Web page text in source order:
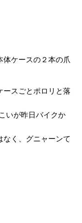
ケースの２本の爪
ースごとポロリと落
いが昨日バイクか
く、グニャーンて